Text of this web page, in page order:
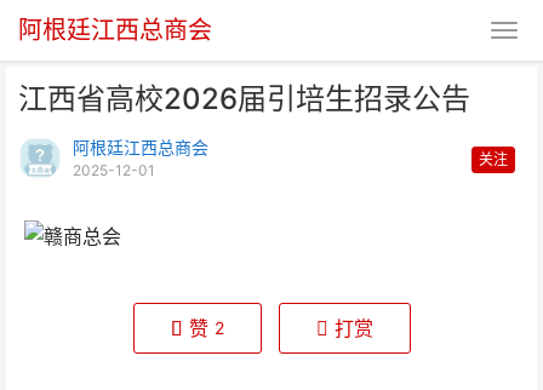
阿根廷江西总商会
江西省高校2026届引培生招录公告
阿根廷江西总商会
2025-12-01
关注
赞 2 打赏